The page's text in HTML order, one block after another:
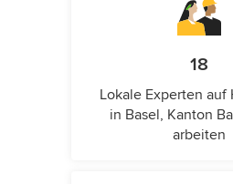
18
Lokale Experten auf
in Basel, Kanton
arbeiten